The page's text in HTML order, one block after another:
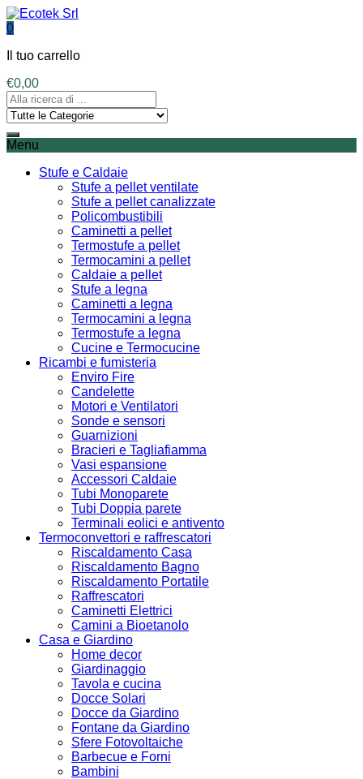
0
Il tuo carrello
€0,00
Menu
Stufe e Caldaie
Stufe a pellet ventilate
Stufe a pellet canalizzate
Policombustibili
Caminetti a pellet
Termostufe a pellet
Termocamini a pellet
Caldaie a pellet
Stufe a legna
Caminetti a legna
Termocamini a legna
Termostufe a legna
Cucine e Termocucine
Ricambi e fumisteria
Enviro Fire
Candelette
Motori e Ventilatori
Sonde e sensori
Guarnizioni
Bracieri e Tagliafiamma
Vasi espansione
Accessori Caldaie
Tubi Monoparete
Tubi Doppia parete
Terminali eolici e antivento
Termoconvettori e raffrescatori
Riscaldamento Casa
Riscaldamento Bagno
Riscaldamento Portatile
Raffrescatori
Caminetti Elettrici
Camini a Bioetanolo
Casa e Giardino
Home decor
Giardinaggio
Tavola e cucina
Docce Solari
Docce da Giardino
Fontane da Giardino
Sfere Fotovoltaiche
Barbecue e Forni
Bambini